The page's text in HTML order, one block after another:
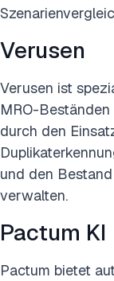
Verusen
Verusen ist
MRO-Beständen
durch den
und den
verwalten.
Pactum KI
Pactum bietet